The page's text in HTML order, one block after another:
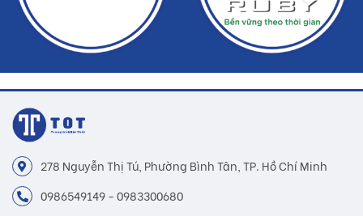
278 Nguyễn Thị Tú, Phường Bình Tân, TP. Hồ Chí Minh
0986549149 - 0983300680